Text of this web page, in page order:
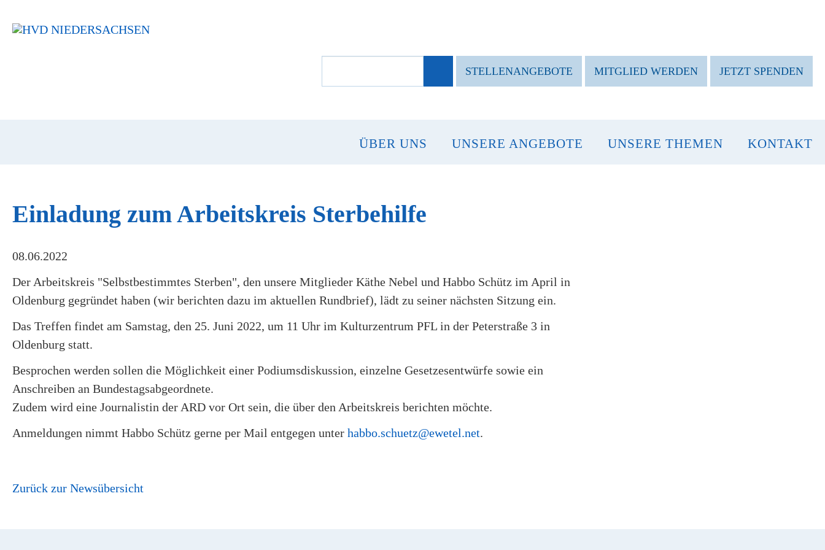
STELLENANGEBOTE MITGLIED WERDEN JETZT SPENDEN
ÜBER UNS UNSERE ANGEBOTE UNSERE THEMEN KONTAKT
Einladung zum Arbeitskreis Sterbehilfe
08.06.2022
Der Arbeitskreis "Selbstbestimmtes Sterben", den unsere Mitglieder Käthe Nebel und Habbo Schütz im April in
Oldenburg gegründet haben (wir berichten dazu im aktuellen Rundbrief), lädt zu seiner nächsten Sitzung ein.
Das Treffen findet am Samstag, den 25. Juni 2022, um 11 Uhr im Kulturzentrum PFL in der Peterstraße 3 in
Oldenburg statt.
Besprochen werden sollen die Möglichkeit einer Podiumsdiskussion, einzelne Gesetzesentwürfe sowie ein
Anschreiben an Bundestagsabgeordnete.
Zudem wird eine Journalistin der ARD vor Ort sein, die über den Arbeitskreis berichten möchte.
Anmeldungen nimmt Habbo Schütz gerne per Mail entgegen unter habbo.schuetz@ewetel.net.
Zurück zur Newsübersicht